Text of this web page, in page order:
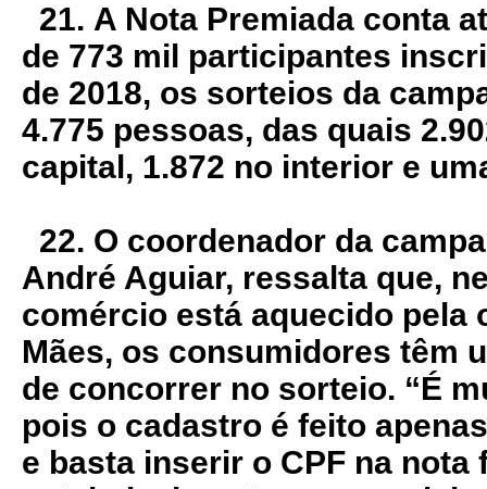
21. A Nota Premiada conta
de 773 mil participantes
de 2018, os sorteios da
4.775 pessoas, das quais
capital, 1.872 no interior e
22. O coordenador da
André Aguiar, ressalta que,
comércio está aquecido pela
Mães, os consumidores têm
de concorrer no sorteio. “É
pois o cadastro é feito
e basta inserir o CPF na nota